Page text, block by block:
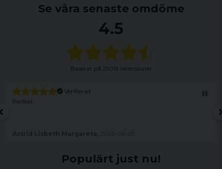
Se våra senaste omdöme
4.5
Baserat på 25015 recensioner
Verifierad
Perfekt
Populärt just nu!